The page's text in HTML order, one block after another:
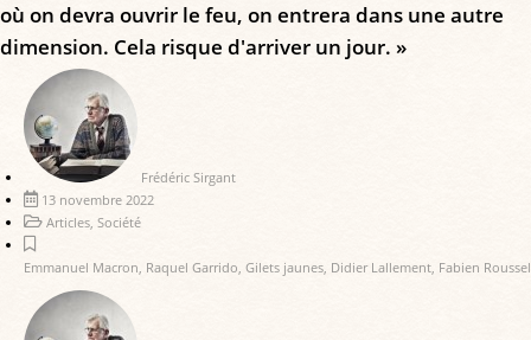
où on devra ouvrir le feu, on entrera dans une autre
dimension. Cela risque d'arriver un jour. »
Frédéric Sirgant
13 novembre 2022
Articles, Société
Emmanuel Macron, Raquel Garrido, Gilets jaunes, Didier Lallement, Fabien Roussel